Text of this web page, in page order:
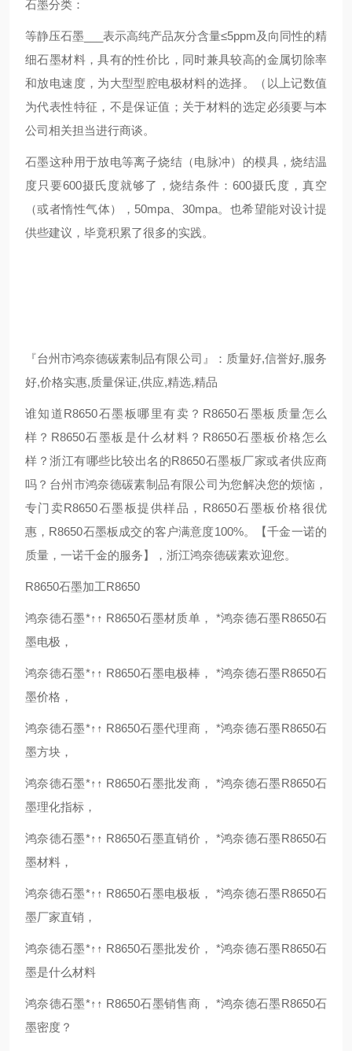
石墨分类：
等静压石墨___表示高纯产品灰分含量≤5ppm及向同性的精
细石墨材料，具有的性价比，同时兼具较高的金属切除率
和放电速度，为大型型腔电极材料的选择。（以上记数值
为代表性特征，不是保证值；关于材料的选定必须要与本
公司相关担当进行商谈。
石墨这种用于放电等离子烧结（电脉冲）的模具，烧结温
度只要600摄氏度就够了，烧结条件：600摄氏度，真空
（或者惰性气体），50mpa、30mpa。也希望能对设计提
供些建议，毕竟积累了很多的实践。
『台州市鸿奈德碳素制品有限公司』：质量好,信誉好,服务
好,价格实惠,质量保证,供应,精选,精品
谁知道R8650石墨板哪里有卖？R8650石墨板质量怎么
样？R8650石墨板是什么材料？R8650石墨板价格怎么
样？浙江有哪些比较出名的R8650石墨板厂家或者供应商
吗？台州市鸿奈德碳素制品有限公司为您解决您的烦恼，
专门卖R8650石墨板提供样品，R8650石墨板价格很优
惠，R8650石墨板成交的客户满意度100%。【千金一诺的
质量，一诺千金的服务】，浙江鸿奈德碳素欢迎您。
R8650石墨加工R8650
鸿奈德石墨*↑↑ R8650石墨材质单， *鸿奈德石墨R8650石
墨电极，
鸿奈德石墨*↑↑ R8650石墨电极棒， *鸿奈德石墨R8650石
墨价格，
鸿奈德石墨*↑↑ R8650石墨代理商， *鸿奈德石墨R8650石
墨方块，
鸿奈德石墨*↑↑ R8650石墨批发商， *鸿奈德石墨R8650石
墨理化指标，
鸿奈德石墨*↑↑ R8650石墨直销价， *鸿奈德石墨R8650石
墨材料，
鸿奈德石墨*↑↑ R8650石墨电极板， *鸿奈德石墨R8650石
墨厂家直销，
鸿奈德石墨*↑↑ R8650石墨批发价， *鸿奈德石墨R8650石
墨是什么材料
鸿奈德石墨*↑↑ R8650石墨销售商， *鸿奈德石墨R8650石
墨密度？